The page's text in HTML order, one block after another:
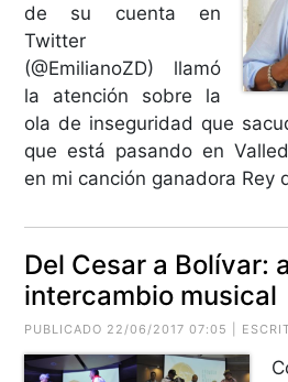
de su cuenta en
Twitter
(@EmilianoZD) llamó
la atención sobre la
ola de inseguridad que
que está pasando en
en mi canción ganadora Rey
Del Cesar a Bolívar:
intercambio musical
PUBLICADO 22/06/2017 07:05 |